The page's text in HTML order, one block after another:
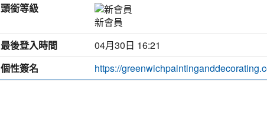
頭銜等級
新會員
最後登入時間
04月30日 16:21
個性簽名
https://